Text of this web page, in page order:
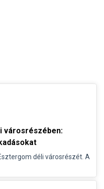
városrészében:
déli városrészét. A